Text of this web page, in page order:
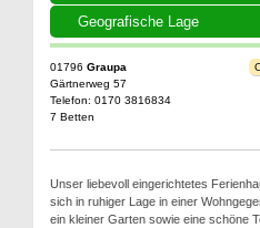
Geografische Lage
01796 Graupa
Gärtnerweg 57
Telefon: 0170 3816834
7 Betten
Unser liebevoll eingerichtetes
sich in ruhiger Lage in einer
ein kleiner Garten sowie eine schöne